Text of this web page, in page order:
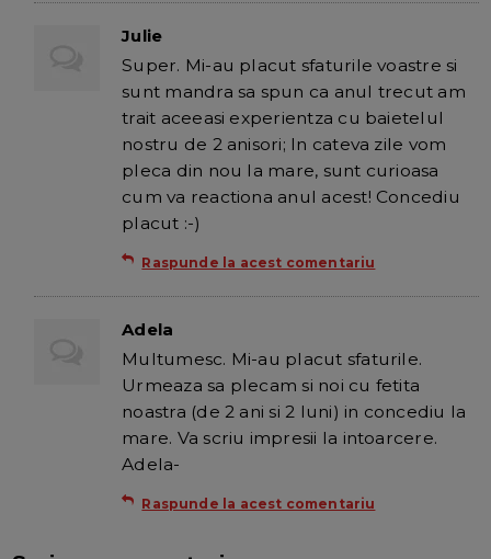
Julie
Super. Mi-au placut sfaturile voastre si
sunt mandra sa spun ca anul trecut am
trait aceeasi experientza cu baietelul
nostru de 2 anisori; In cateva zile vom
pleca din nou la mare, sunt curioasa
cum va reactiona anul acest! Concediu
placut :-)
Raspunde la acest comentariu
Adela
Multumesc. Mi-au placut sfaturile.
Urmeaza sa plecam si noi cu fetita
noastra (de 2 ani si 2 luni) in concediu la
mare. Va scriu impresii la intoarcere.
Adela-
Raspunde la acest comentariu